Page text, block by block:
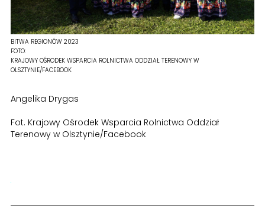
BITWA REGIONÓW 2023
FOTO:
KRAJOWY OŚRODEK WSPARCIA ROLNICTWA ODDZIAŁ TERENOWY W
OLSZTYNIE/FACEBOOK
Angelika Drygas
Fot. Krajowy Ośrodek Wsparcia Rolnictwa Oddział
Terenowy w Olsztynie/Facebook